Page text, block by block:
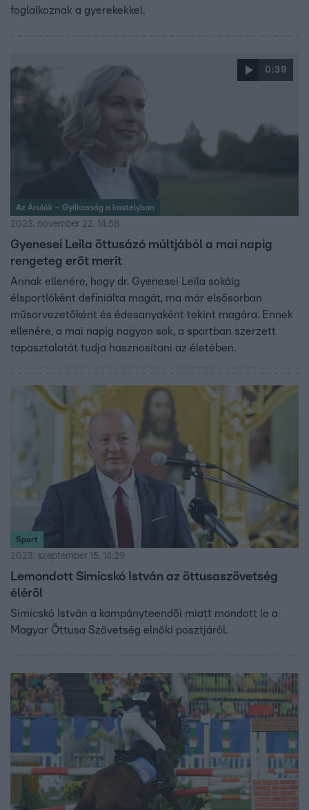
foglalkoznak a gyerekekkel.
0:39
Az Árulók – Gyilkosság a kastélyban
2023. november 22. 14:58
Gyenesei Leila öttusázó múltjából a mai napig
rengeteg erőt merít
Annak ellenére, hogy dr. Gyenesei Leila sokáig
élsportlóként definiálta magát, ma már elsősorban
műsorvezetőként és édesanyaként tekint magára. Ennek
ellenére, a mai napig nagyon sok, a sportban szerzett
tapasztalatát tudja hasznosítani az életében.
Sport
2023. szeptember 15. 14:29
Lemondott Simicskó István az öttusaszövetség
éléről
Simicskó István a kampányteendői miatt mondott le a
Magyar Öttusa Szövetség elnöki posztjáról.